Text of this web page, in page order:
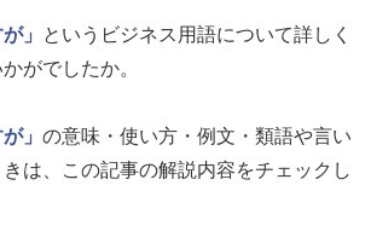
」
というビジネス用語について詳しく
がでしたか。
」 の意味・使い方・例文・類語や言い
は、この記事の解説内容をチェックし